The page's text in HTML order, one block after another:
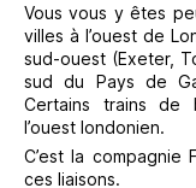
Vous vous y êtes
villes à l’ouest de
sud-ouest (Exeter,
sud du Pays de
Certains trains de
l’ouest londonien.
C’est la
ces liaisons.